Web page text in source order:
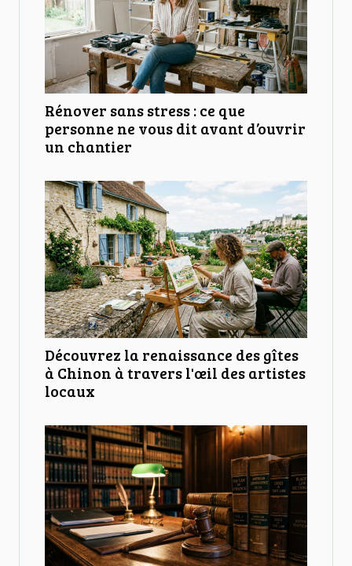
Rénover sans stress : ce que
personne ne vous dit avant d’ouvrir
un chantier
Découvrez la renaissance des gîtes
à Chinon à travers l'œil des artistes
locaux